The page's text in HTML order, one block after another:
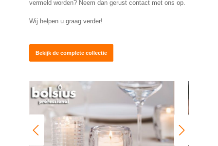
vermeld worden? Neem dan gerust contact met ons op.
Wij helpen u graag verder!
Bekijk de complete collectie